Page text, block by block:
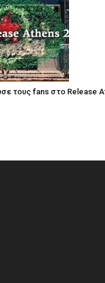
τους fans στο Release